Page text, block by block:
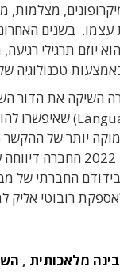
מצלמות,
עצמו. בשנים
יוזם תרגילי
טכנולוגיה
שאיפשרו
יותר של
רובוטי אליק
בינה מלאכותית ,